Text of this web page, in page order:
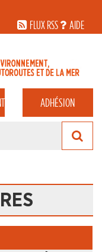
FLUX RSS
AIDE
ADHÉSION